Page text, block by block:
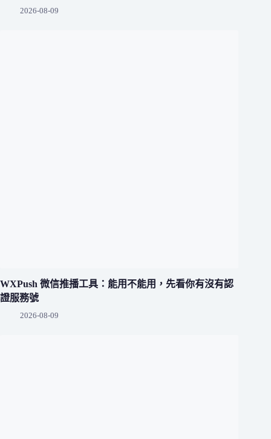
2026-08-09
WXPush 微信推播工具：能用不能用，先看你有沒有認
證服務號
2026-08-09